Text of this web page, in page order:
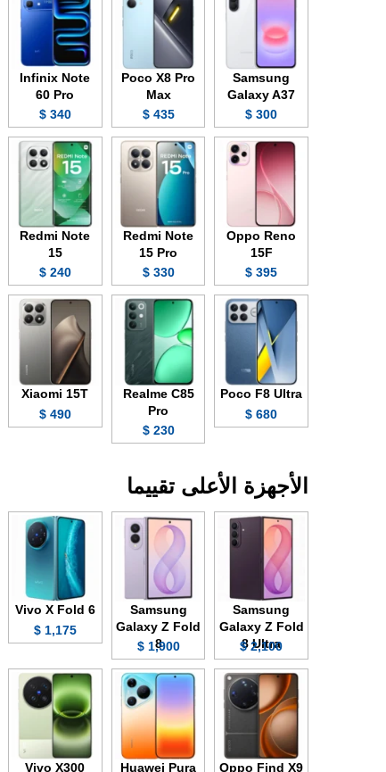
Samsung
Galaxy A37
300 $
Poco X8 Pro
Max
435 $
Infinix Note
60 Pro
340 $
Oppo Reno
15F
395 $
Redmi Note
15 Pro
330 $
Redmi Note
15
240 $
Poco F8 Ultra
680 $
Realme C85
Pro
230 $
Xiaomi 15T
490 $
الأجهزة الأعلى تقييما
Samsung
Galaxy Z Fold
8 Ultra
2,100 $
Samsung
Galaxy Z Fold
8
1,900 $
Vivo X Fold 6
1,175 $
Oppo Find X9
Huawei Pura
Vivo X300